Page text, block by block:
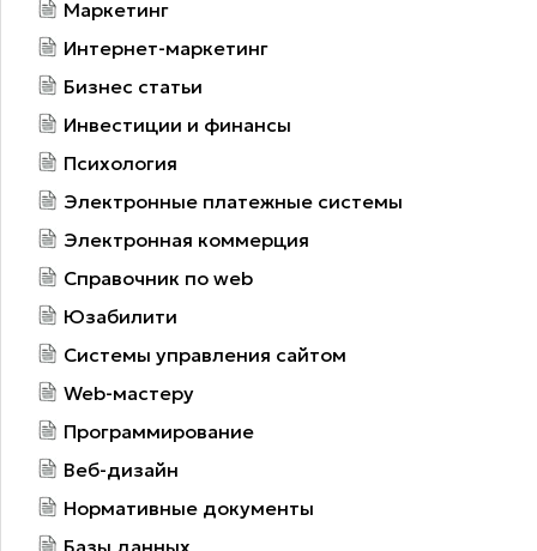
Маркетинг
Интернет-маркетинг
Бизнес статьи
Инвестиции и финансы
Психология
Электронные платежные системы
Электронная коммерция
Справочник по web
Юзабилити
Системы управления сайтом
Web-мастеру
Программирование
Веб-дизайн
Нормативные документы
Базы данных